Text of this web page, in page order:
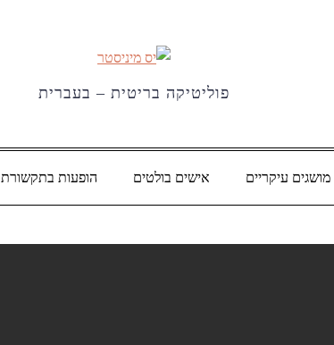
פוליטיקה בריטית – בעברית
מושגים עיקריים אישים בולטים הופעות בתקשורת